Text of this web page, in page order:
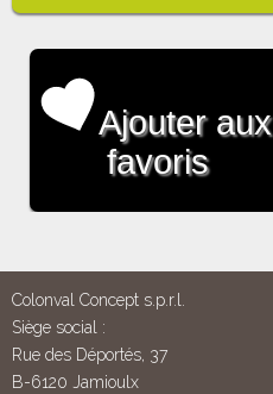
Ajouter aux
favoris
Colonval Concept s.p.r.l.
Siège social :
Rue des Déportés, 37
B-6120 Jamioulx